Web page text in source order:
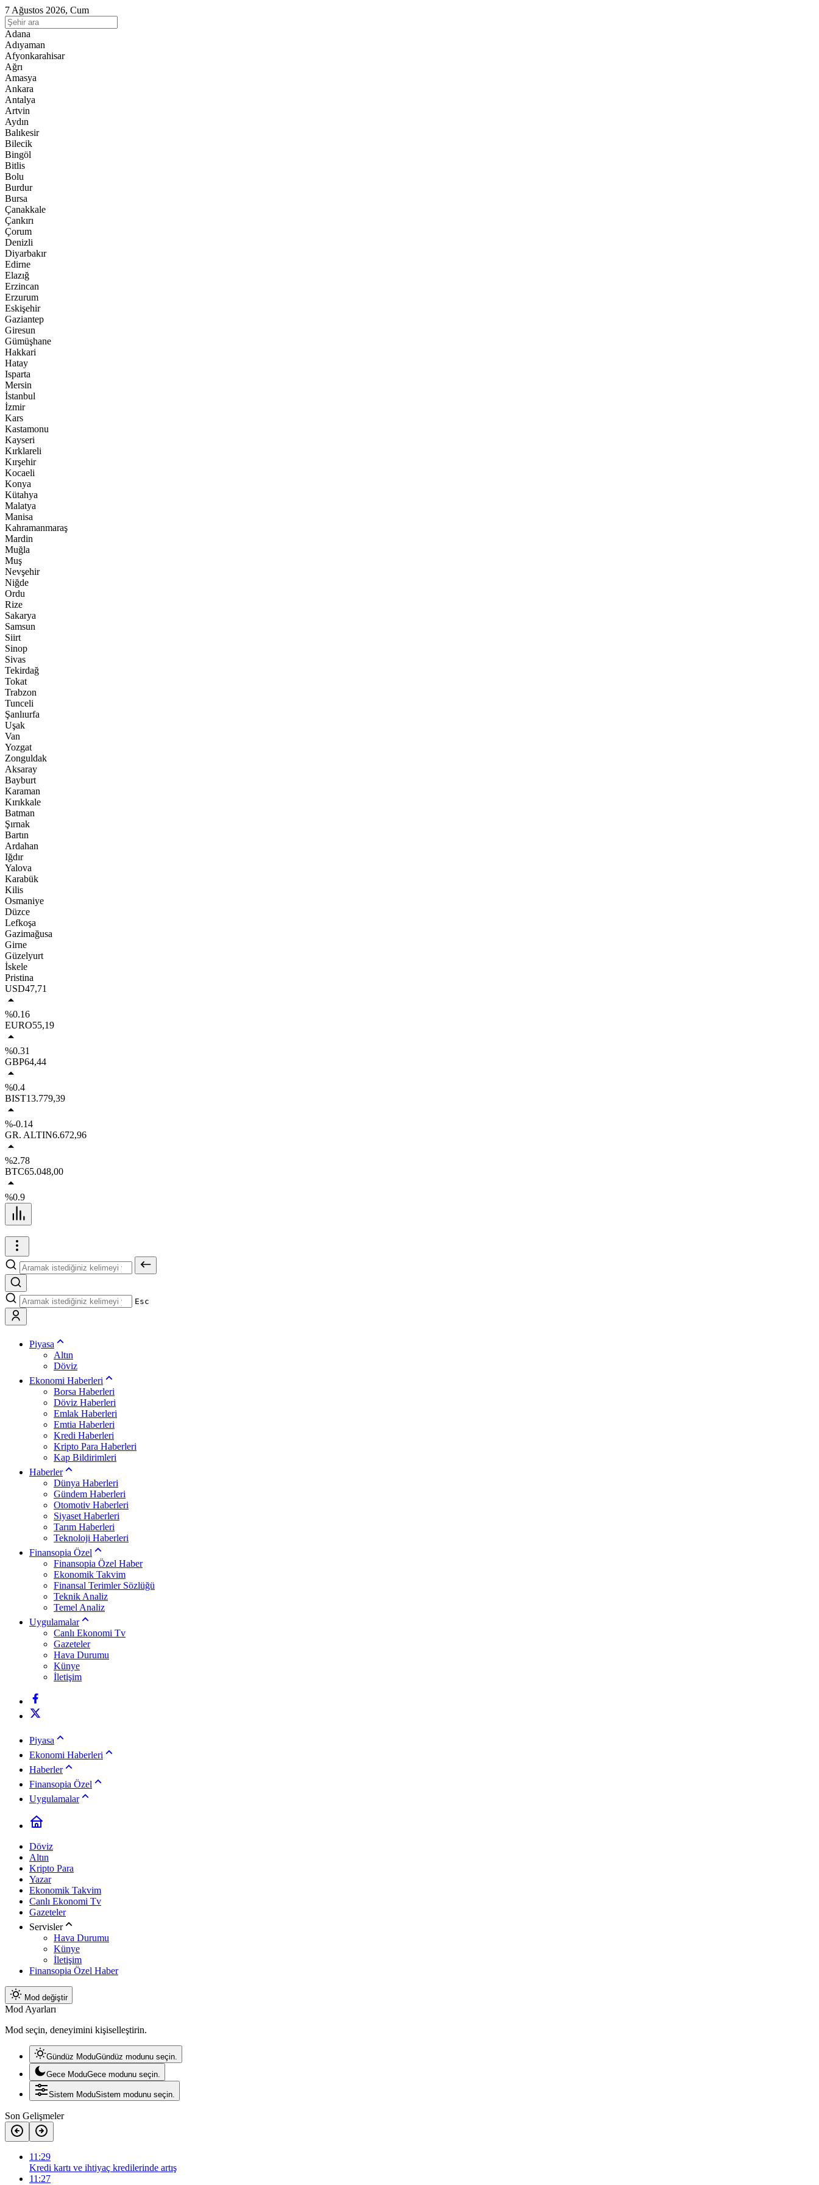
7 Ağustos 2026, Cum
Adana
Adıyaman
Afyonkarahisar
Ağrı
Amasya
Ankara
Antalya
Artvin
Aydın
Balıkesir
Bilecik
Bingöl
Bitlis
Bolu
Burdur
Bursa
Çanakkale
Çankırı
Çorum
Denizli
Diyarbakır
Edirne
Elazığ
Erzincan
Erzurum
Eskişehir
Gaziantep
Giresun
Gümüşhane
Hakkari
Hatay
Isparta
Mersin
İstanbul
İzmir
Kars
Kastamonu
Kayseri
Kırklareli
Kırşehir
Kocaeli
Konya
Kütahya
Malatya
Manisa
Kahramanmaraş
Mardin
Muğla
Muş
Nevşehir
Niğde
Ordu
Rize
Sakarya
Samsun
Siirt
Sinop
Sivas
Tekirdağ
Tokat
Trabzon
Tunceli
Şanlıurfa
Uşak
Van
Yozgat
Zonguldak
Aksaray
Bayburt
Karaman
Kırıkkale
Batman
Şırnak
Bartın
Ardahan
Iğdır
Yalova
Karabük
Kilis
Osmaniye
Düzce
Lefkoşa
Gazimağusa
Girne
Güzelyurt
İskele
Pristina
USD47,71
%0.16
EURO55,19
%0.31
GBP64,44
%0.4
BIST13.779,39
%-0.14
GR. ALTIN6.672,96
%2.78
BTC65.048,00
%0.9
Esc
Piyasa
Altın
Döviz
Ekonomi Haberleri
Borsa Haberleri
Döviz Haberleri
Emlak Haberleri
Emtia Haberleri
Kredi Haberleri
Kripto Para Haberleri
Kap Bildirimleri
Haberler
Dünya Haberleri
Gündem Haberleri
Otomotiv Haberleri
Siyaset Haberleri
Tarım Haberleri
Teknoloji Haberleri
Finansopia Özel
Finansopia Özel Haber
Ekonomik Takvim
Finansal Terimler Sözlüğü
Teknik Analiz
Temel Analiz
Uygulamalar
Canlı Ekonomi Tv
Gazeteler
Hava Durumu
Künye
İletişim
Piyasa
Ekonomi Haberleri
Haberler
Finansopia Özel
Uygulamalar
Döviz
Altın
Kripto Para
Yazar
Ekonomik Takvim
Canlı Ekonomi Tv
Gazeteler
Servisler
Hava Durumu
Künye
İletişim
Finansopia Özel Haber
Mod değiştir
Mod Ayarları
Mod seçin, deneyimini kişiselleştirin.
Gündüz ModuGündüz modunu seçin.
Gece ModuGece modunu seçin.
Sistem ModuSistem modunu seçin.
Son Gelişmeler
11:29
Kredi kartı ve ihtiyaç kredilerinde artış
11:27